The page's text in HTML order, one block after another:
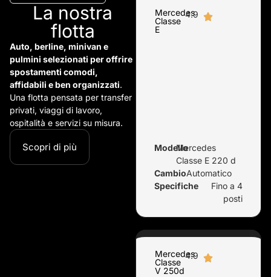
La nostra
flotta
Auto, berline, minivan e
pulmini selezionati per offrire
spostamenti comodi,
affidabili e ben organizzati.
Una flotta pensata per transfer
privati, viaggi di lavoro,
ospitalità e servizi su misura.
Scopri di più
Mercedes
Classe
E
4.9
ModelloMercedes
Classe E 220 d
CambioAutomatico
Specifiche
Fino a 4
posti
Mercedes
Classe
V 250d
4.9